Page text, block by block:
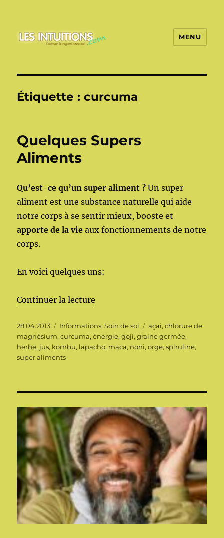
MENU
Étiquette :curcuma
Quelques Supers
Aliments
Qu’est-ce qu’un super aliment ? Un super
aliment est une substance naturelle qui aide
notre corps à se sentir mieux, booste et
apporte de la vie aux fonctionnements de notre
corps.
En voici quelques uns:
Continuer la lecture
Publié
le
28.04.2013 Catégories
Informations,Soin de soi Étiquettes
açai,chlorure de
magnésium,curcuma,énergie,goji,graine germée,
herbe, jus, kombu, lapacho, maca, noni,orge,spiruline,
super aliments